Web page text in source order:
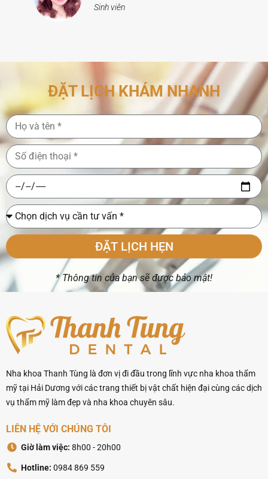
Sinh viên
ĐẶT LỊCH KHÁM NHANH
ĐẶT LỊCH HẸN
* Thông tin của bạn sẽ được bảo mật!
Nha khoa Thanh Tùng là đơn vị đi đầu trong lĩnh vực nha khoa thẩm
mỹ tại Hải Dương với các trang thiết bị vật chất hiện đại cùng các dịch
vụ thẩm mỹ làm đẹp và nha khoa chuyên sâu.
LIÊN HỆ VỚI CHÚNG TÔI
Giờ làm việc: 8h00 - 20h00
Hotline: 0984 869 559